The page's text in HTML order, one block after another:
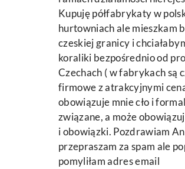
Kupuję półfabrykaty w
hurtowniach ale mieszkam
czeskiej granicy i
koraliki bezpośrednio od
Czechach ( w fabrykach są
firmowe z atrakcyjnymi
obowiązuje mnie cło i
związane, a może
i obowiązki. Pozdrawiam
przepraszam za spam ale
pomyliłam adres email